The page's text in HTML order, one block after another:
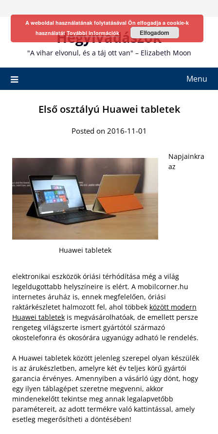
Hegyivadászok
"A vihar elvonul, és a táj ott van" – Elizabeth Moon
Menu
Első osztályú Huawei tabletek
Posted on 2016-11-01
Huawei tabletek
Napjainkra
az
elektronikai eszközök óriási térhódítása még a világ
legeldugottabb helyszíneire is elért. A mobilcorner.hu
internetes áruház is, ennek megfelelően, óriási
raktárkészletet halmozott fel, ahol többek között modern
Huawei tabletek is megvásárolhatóak, de emellett persze
rengeteg világszerte ismert gyártótól származó
okostelefonra és okosórára ugyanúgy adható le rendelés.
A Huawei tabletek között jelenleg szerepel olyan készülék
is az árukészletben, amelyre két év teljes körű gyártói
garancia érvényes. Amennyiben a vásárló úgy dönt, hogy
egy ilyen táblagépet szeretne megvenni, akkor
mindenekelőtt tekintse meg annak legalapvetőbb
paramétereit, az adott termékre való kattintással, amely
esetleg megerősítheti a döntésében!
A weboldal használatának folytatásával Ön elfogadja a cookie-k
használatátTovábbi információk Elfogadom